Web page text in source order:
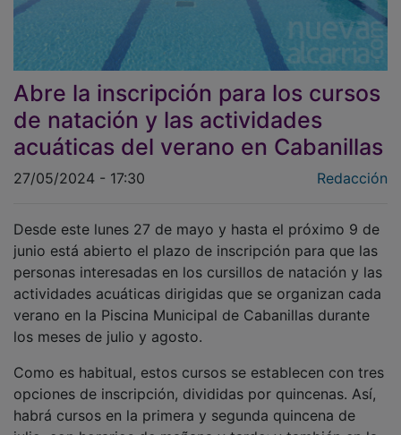
Abre la inscripción para los cursos
de natación y las actividades
acuáticas del verano en Cabanillas
junio está abierto el plazo de inscripción para que las
personas interesadas en los cursillos de natación y las
actividades acuáticas dirigidas que se organizan cada
verano en la Piscina Municipal de Cabanillas durante
los meses de julio y agosto.
opciones de inscripción, divididas por quincenas. Así,
habrá cursos en la primera y segunda quincena de
julio, con horarios de mañana y tarde; y también en la